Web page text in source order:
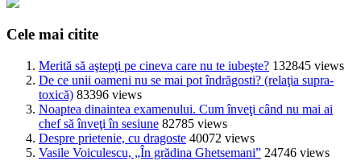
Cele mai citite
Merită să aştepţi pe cineva care nu te iubeşte? 132845 views
De ce unii oameni nu se mai pot îndrăgosti? (relaţia supra-
toxică) 83396 views
Noaptea dinaintea examenului. Cum înveţi când nu mai ai
chef să înveţi în sesiune 82785 views
Despre prietenie, cu dragoste 40072 views
Vasile Voiculescu, „În grădina Ghetsemani” 24746 views